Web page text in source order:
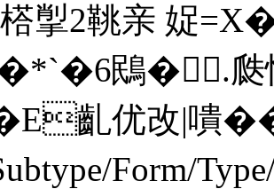
榙揱2鞉亲 娖
鴖�.瓞恔
E齓优改|嘳
Form/